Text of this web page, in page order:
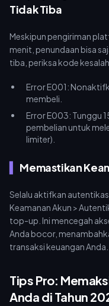
Tidak Tiba
Meskipun pengiriman
menit, penundaan bisa
tiba, periksa kode
Error E001:
membeli.
Error E003: Tunggu
pembelian untuk
limiter).
Memastikan
Selalu aktifkan
Keamanan Akun >
top-up. Ini mencegah
Anda bocor,
transaksi keuangan Anda.
Tips Pro:
Anda di Tahun